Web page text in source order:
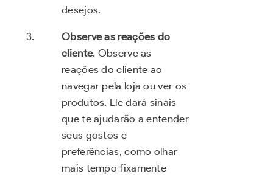
desejos.
Observe as reações do
cliente. Observe as
reações do cliente ao
navegar pela loja ou ver os
produtos. Ele dará sinais
que te ajudarão a entender
seus gostos e
preferências, como olhar
mais tempo fixamente